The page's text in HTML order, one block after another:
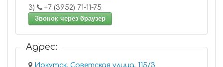
3)
+7 (3952) 71-11-75
Звонок через браузер
Адрес:
Иркутск, Советская улица, 115/3